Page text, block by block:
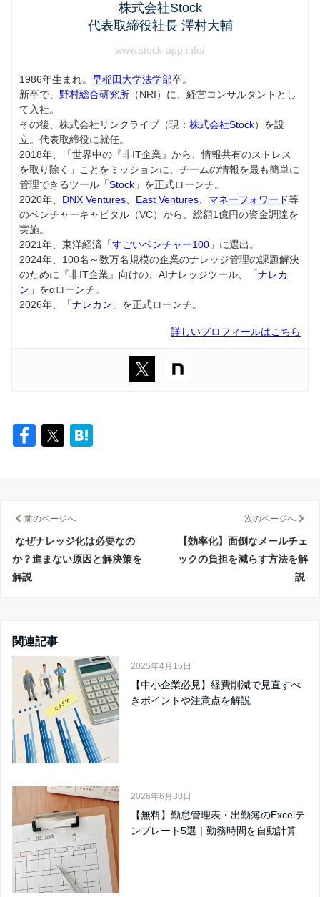
株式会社Stock
代表取締役社長 澤村大輔
www.stock-app.info/
1986年生まれ。 早稲田大学法学部卒。
新卒で、 野村総合研究所 （NRI）に、経営コンサルタントとし
て入社。
その後、株式会社リンクライブ（現： 株式会社Stock）を設
立。代表取締役に就任。
2018年、「世界中の『非IT企業』から、情報共有のストレス
を取り除く」ことをミッションに、チームの情報を最も簡単に
管理できるツール「Stock 」を正式ローンチ。
2020年、 DNX Ventures、 East Ventures、 マネーフォワード等
のベンチャーキャピタル（VC）から、総額1億円の資金調達を
実施。
2021年、東洋経済「すごいベンチャー100 」に選出。
2024年、100名～数万名規模の企業のナレッジ管理の課題解決
のために『非IT企業』向けの、AIナレッジツール、「ナレカ
ン 」をαローンチ。
2026年、「ナレカン 」を正式ローンチ。
詳しいプロフィールはこちら
前のページへ
なぜナレッジ化は必要なの
か？進まない原因と解決策を
解説
次のページへ
【効率化】面倒なメールチェ
ックの負担を減らす方法を解
説
関連記事
2025年4月15日
【中小企業必見】経費削減で見直すべ
きポイントや注意点を解説
2026年6月30日
【無料】勤怠管理表・出勤簿のExcelテ
ンプレート5選｜勤務時間を自動計算